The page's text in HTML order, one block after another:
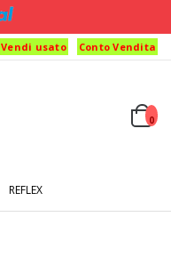
Vendi usato Conto Vendita
0
REFLEX